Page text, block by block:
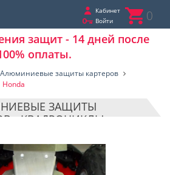
Кабинет
Войти
0
защит - 14 дней после
оплаты.
Алюминиевые защиты картеров
Honda
ЗАЩИТЫ
- КВАДРОЦИКЛЫ -